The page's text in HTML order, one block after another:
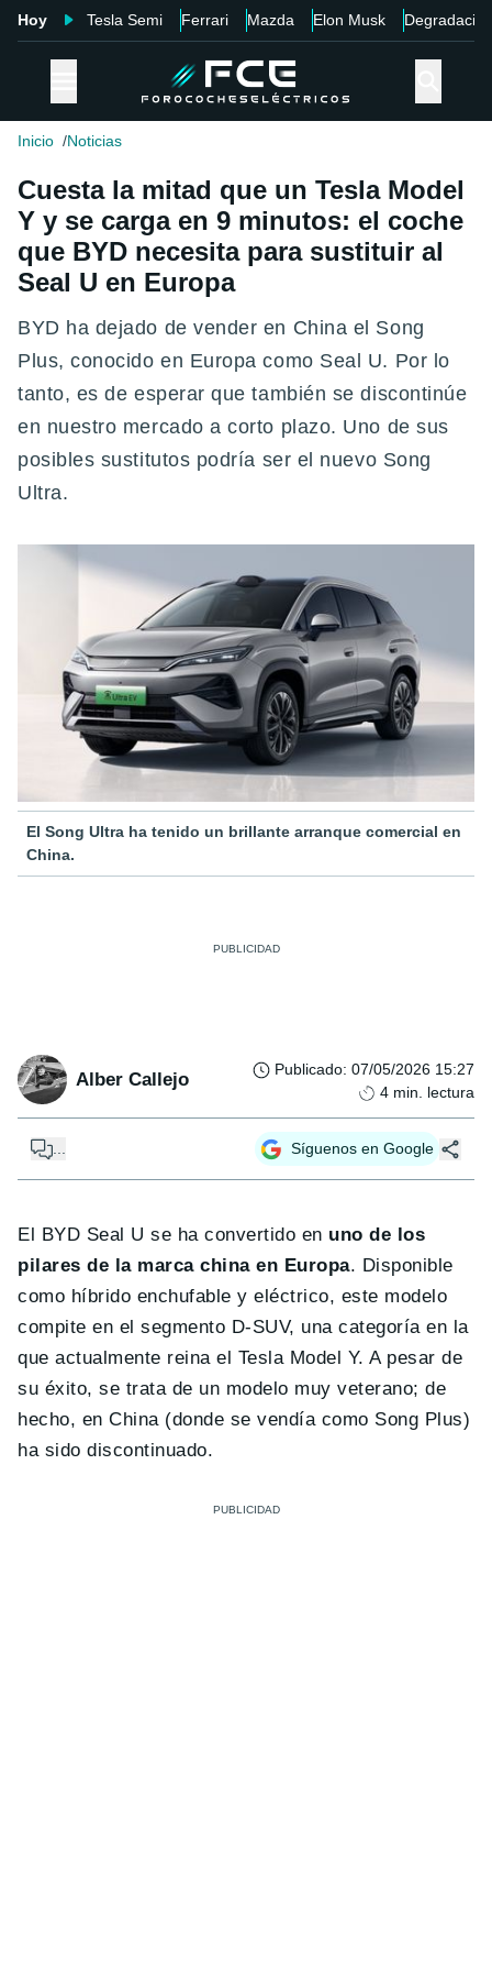
Hoy Tesla Semi Ferrari Mazda Elon Musk Degradación
Inicio Noticias
Cuesta la mitad que un Tesla Model
Y y se carga en 9 minutos: el coche
que BYD necesita para sustituir al
Seal U en Europa
BYD ha dejado de vender en China el Song
Plus, conocido en Europa como Seal U. Por lo
tanto, es de esperar que también se discontinúe
en nuestro mercado a corto plazo. Uno de sus
posibles sustitutos podría ser el nuevo Song
Ultra.
El Song Ultra ha tenido un brillante arranque comercial en
China.
Alber Callejo Publicado: 07/05/2026 15:27
4 min. lectura
... Síguenos en Google
El BYD Seal U se ha convertido en uno de los
pilares de la marca china en Europa. Disponible
como híbrido enchufable y eléctrico, este modelo
compite en el segmento D-SUV, una categoría en la
que actualmente reina el Tesla Model Y. A pesar de
su éxito, se trata de un modelo muy veterano; de
hecho, en China (donde se vendía como Song Plus)
ha sido discontinuado.